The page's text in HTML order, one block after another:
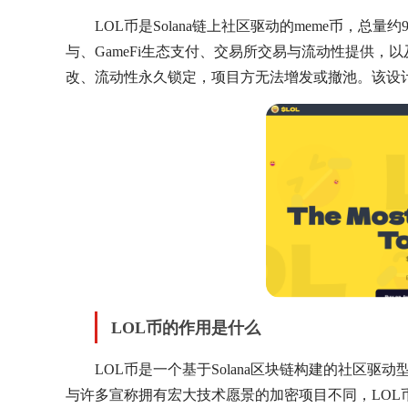
LOL币是Solana链上社区驱动的meme币，总量
与、GameFi生态支付、交易所交易与流动性提供，
改、流动性永久锁定，项目方无法增发或撤池。该
LOL币的作用是什么
LOL币是一个基于Solana区块链构建的社区驱动
与许多宣称拥有宏大技术愿景的加密项目不同，